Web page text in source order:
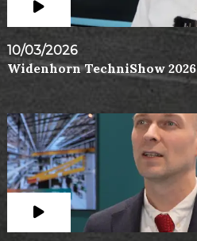
10/03/2026
Widenhorn TechniShow 2026